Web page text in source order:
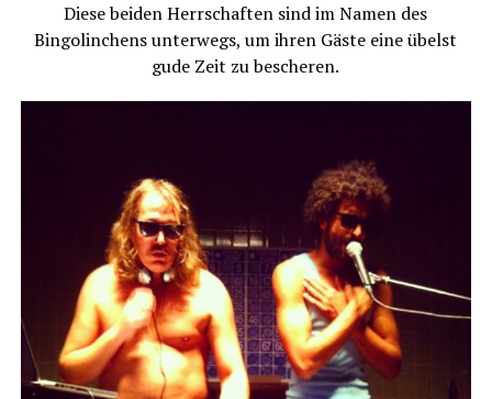
Diese beiden Herrschaften sind im Namen des
Bingolinchens unterwegs, um ihren Gäste eine übelst
gude Zeit zu bescheren.